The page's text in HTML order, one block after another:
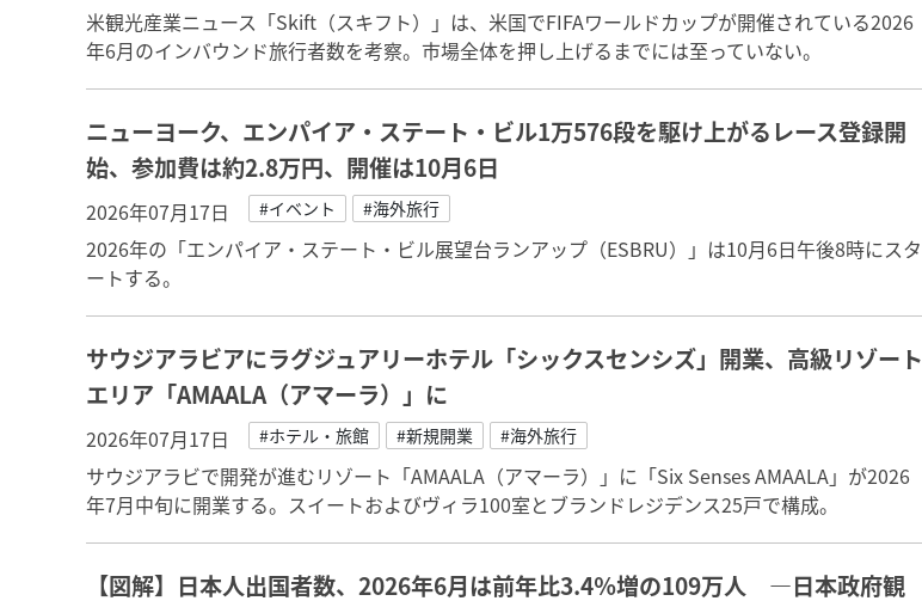
米観光産業ニュース「Skift（スキフト）」は、米国でFIFAワールドカップが開催されている2026
年6月のインバウンド旅行者数を考察。市場全体を押し上げるまでには至っていない。
ニューヨーク、エンパイア・ステート・ビル1万576段を駆け上がるレース登録開
始、参加費は約2.8万円、開催は10月6日
2026年07月17日 #イベント #海外旅行
2026年の「エンパイア・ステート・ビル展望台ランアップ（ESBRU）」は10月6日午後8時にスタ
ートする。
サウジアラビアにラグジュアリーホテル「シックスセンシズ」開業、高級リゾート
エリア「AMAALA（アマーラ）」に
2026年07月17日 #ホテル・旅館 #新規開業 #海外旅行
サウジアラビで開発が進むリゾート「AMAALA（アマーラ）」に「Six Senses AMAALA」が2026
年7月中旬に開業する。スイートおよびヴィラ100室とブランドレジデンス25戸で構成。
【図解】日本人出国者数、2026年6月は前年比3.4％増の109万人 ―日本政府観